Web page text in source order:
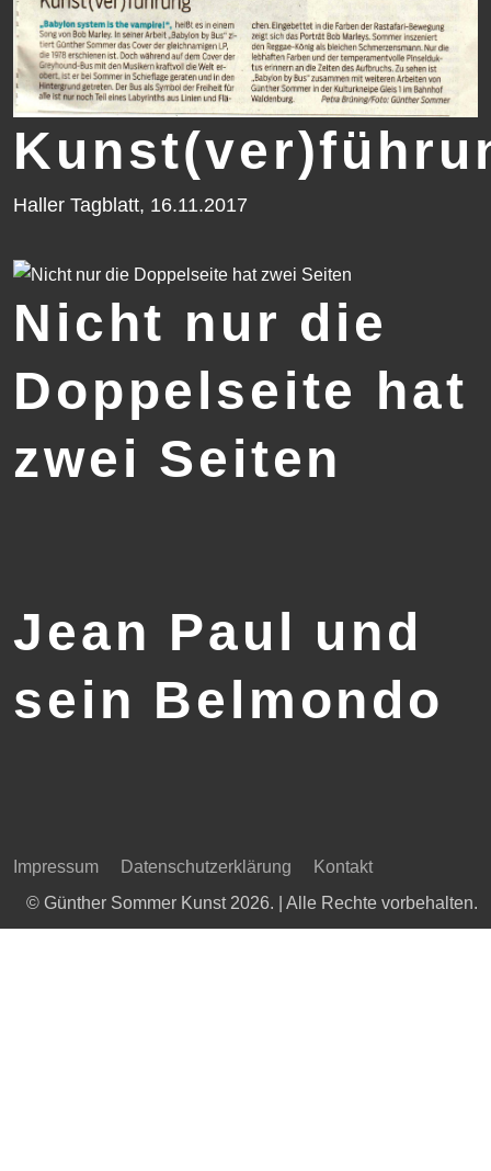
Haller Tagblatt, 16.11.2017
Nicht nur die
Doppelseite hat
zwei Seiten
Jean Paul und
sein Belmondo
Impressum Datenschutzerklärung
Kontakt
© Günther Sommer Kunst 2026. | Alle Rechte vorbehalten.